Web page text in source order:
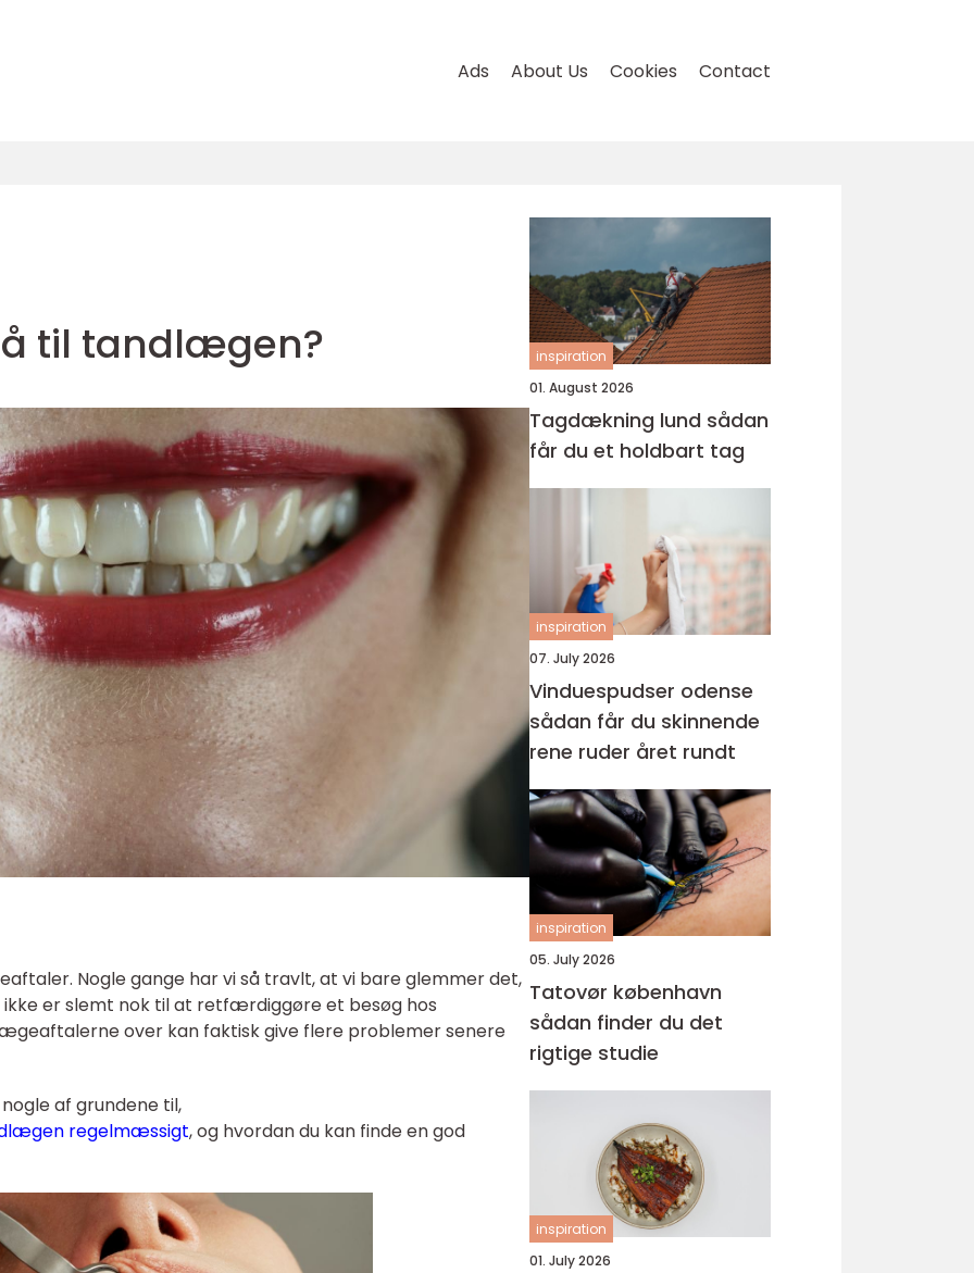
Ads About Us Cookies Contact
til tandlægen?
Nogle gange har vi så travlt, at vi bare glemmer det,
er slemt nok til at retfærdiggøre et besøg hos
over kan faktisk give flere problemer senere
af grundene til,
regelmæssigt, og hvordan du kan finde en god
inspiration
01. August 2026
Tagdækning lund sådan
får du et holdbart tag
inspiration
07. July 2026
Vinduespudser odense
sådan får du skinnende
rene ruder året rundt
inspiration
05. July 2026
Tatovør københavn
sådan finder du det
rigtige studie
inspiration
01. July 2026